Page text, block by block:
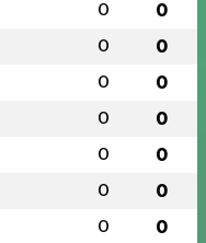
0 0
0 0
0 0
0 0
0 0
0 0
0 0